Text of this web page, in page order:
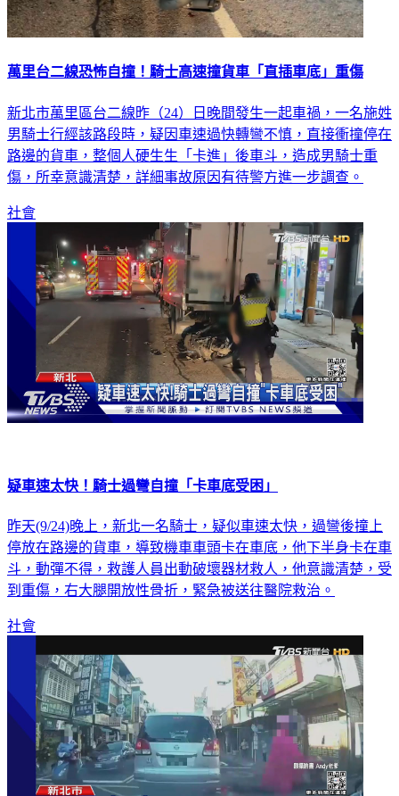
萬里台二線恐怖自撞！騎士高速撞貨車「直插車底」重傷
新北市萬里區台二線昨（24）日晚間發生一起車禍，一名施姓
男騎士行經該路段時，疑因車速過快轉彎不慎，直接衝撞停在
路邊的貨車，整個人硬生生「卡進」後車斗，造成男騎士重
傷，所幸意識清楚，詳細事故原因有待警方進一步調查。
社會
疑車速太快！騎士過彎自撞「卡車底受困」
昨天(9/24)晚上，新北一名騎士，疑似車速太快，過彎後撞上
停放在路邊的貨車，導致機車車頭卡在車底，他下半身卡在車
斗，動彈不得，救護人員出動破壞器材救人，他意識清楚，受
到重傷，右大腿開放性骨折，緊急被送往醫院救治。
社會